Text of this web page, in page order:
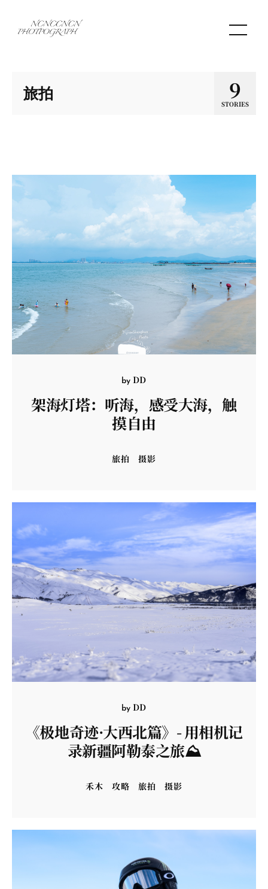
旅拍 9
STORIES
byDD
架海灯塔：听海，感受大海，触
摸自由
旅拍 摄影
byDD
《极地奇迹·大西北篇》- 用相机记
录新疆阿勒泰之旅⛰️
禾木 攻略 旅拍 摄影